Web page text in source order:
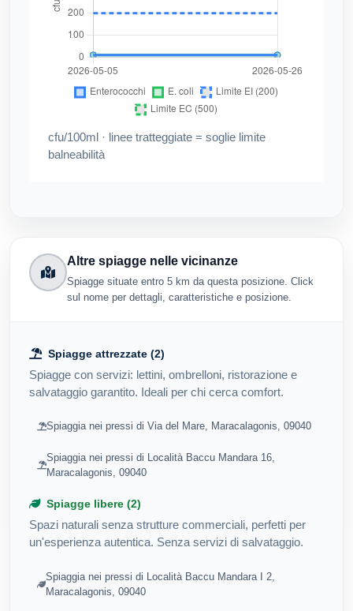
cfu/100ml · linee tratteggiate = soglie limite
balneabilità
Altre spiagge nelle vicinanze
Spiagge situate entro 5 km da questa posizione. Click
sul nome per dettagli, caratteristiche e posizione.
Spiagge attrezzate (2)
Spiagge con servizi: lettini, ombrelloni, ristorazione e
salvataggio garantito. Ideali per chi cerca comfort.
Spiaggia nei pressi di Via del Mare, Maracalagonis, 09040
Spiaggia nei pressi di Località Baccu Mandara 16,
Maracalagonis, 09040
Spiagge libere (2)
Spazi naturali senza strutture commerciali, perfetti per
un'esperienza autentica. Senza servizi di salvataggio.
Spiaggia nei pressi di Località Baccu Mandara I 2,
Maracalagonis, 09040